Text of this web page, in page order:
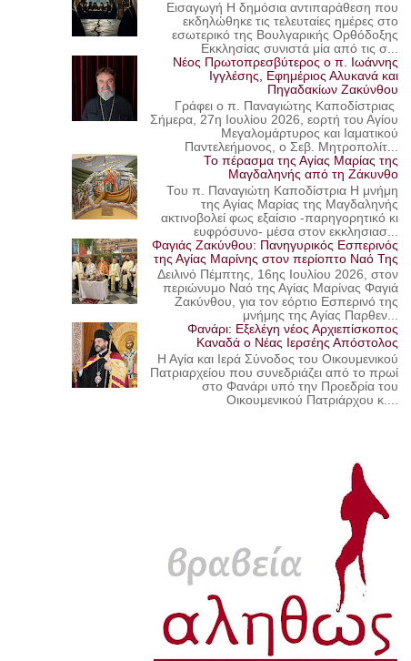
Εισαγωγή Η δημόσια αντιπαράθεση που
εκδηλώθηκε τις τελευταίες ημέρες στο
εσωτερικό της Βουλγαρικής Ορθόδοξης
Εκκλησίας συνιστά μία από τις σ...
Νέος Πρωτοπρεσβύτερος ο π. Ιωάννης
Ιγγλέσης, Εφημέριος Αλυκανά και
Πηγαδακίων Ζακύνθου
Γράφει ο π. Παναγιώτης Καποδίστριας
Σήμερα, 27η Ιουλίου 2026, εορτή του Αγίου
Μεγαλομάρτυρος και Ιαματικού
Παντελεήμονος, ο Σεβ. Μητροπολίτ...
Το πέρασμα της Αγίας Μαρίας της
Μαγδαληνής από τη Ζάκυνθο
Του π. Παναγιώτη Καποδίστρια Η μνήμη
της Αγίας Μαρίας της Μαγδαληνής
ακτινοβολεί φως εξαίσιο -παρηγορητικό κι
ευφρόσυνο- μέσα στον εκκλησιασ...
Φαγιάς Ζακύνθου: Πανηγυρικός Εσπερινός
της Αγίας Μαρίνης στον περίοπτο Ναό Της
Δειλινό Πέμπτης, 16ης Ιουλίου 2026, στον
περιώνυμο Ναό της Αγίας Μαρίνας Φαγιά
Ζακύνθου, για τον εόρτιο Εσπερινό της
μνήμης της Αγίας Παρθεν...
Φανάρι: Εξελέγη νέος Αρχιεπίσκοπος
Καναδά ο Νέας Ιερσέης Απόστολος
Η Αγία και Ιερά Σύνοδος του Οικουμενικού
Πατριαρχείου που συνεδριάζει από το πρωί
στο Φανάρι υπό την Προεδρία του
Οικουμενικού Πατριάρχου κ....